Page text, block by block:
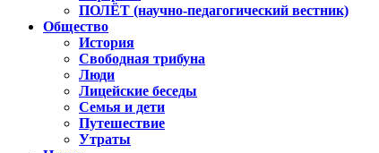
ПОЛЁТ (научно-педагогический вестник)
Общество
История
Свободная трибуна
Люди
Лицейские беседы
Семья и дети
Путешествие
Утраты